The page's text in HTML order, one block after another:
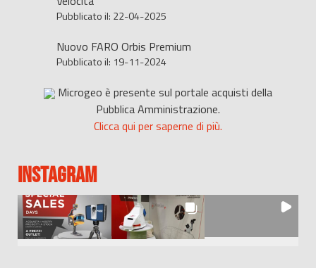
Pubblicato il: 22-04-2025
Nuovo FARO Orbis Premium
Pubblicato il: 19-11-2024
Microgeo è presente sul portale acquisti della
Pubblica Amministrazione.
Clicca qui per saperne di più.
INSTAGRAM